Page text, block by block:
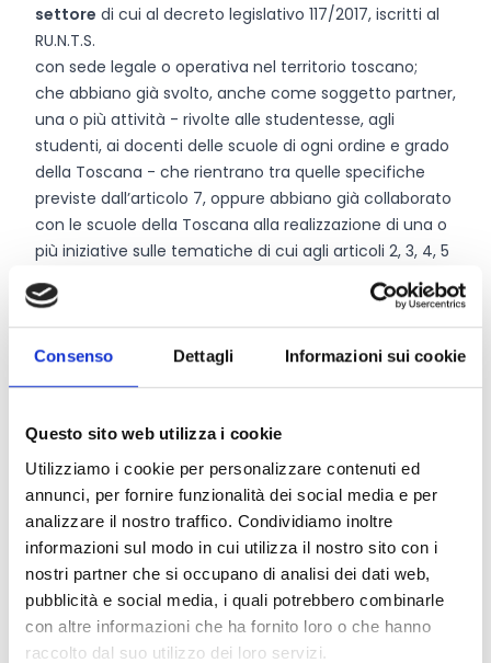
Consenso Dettagli Informazioni sui cookie
Questo sito web utilizza i cookie
Utilizziamo i cookie per personalizzare contenuti ed
annunci, per fornire funzionalità dei social media e per
analizzare il nostro traffico. Condividiamo inoltre
informazioni sul modo in cui utilizza il nostro sito con i
nostri partner che si occupano di analisi dei dati web,
pubblicità e social media, i quali potrebbero combinarle
con altre informazioni che ha fornito loro o che hanno
raccolto dal suo utilizzo dei loro servizi.
settore di cui al decreto legislativo 117/2017, iscritti al
RU.N.T.S.
con sede legale o operativa nel territorio toscano;
che abbiano già svolto, anche come soggetto partner,
una o più attività - rivolte alle studentesse, agli
studenti, ai docenti delle scuole di ogni ordine e grado
della Toscana - che rientrano tra quelle specifiche
previste dall’articolo 7, oppure abbiano già collaborato
con le scuole della Toscana alla realizzazione di una o
più iniziative sulle tematiche di cui agli articoli 2, 3, 4, 5
della legge 20 agosto 2019, n. 92 “Introduzione
dell'insegnamento scolastico dell'educazione civica” in
un periodo temporale non anteriore all’anno 2019
Il progetto presentato può prevedere che talune
attività siano svolte sulla base dirapporti di
culturali di rilievo regionale di cui alla Lr. 21/2010, enti
locali e loro conferenze zonali per l’educazione e
l’istruzione o altri soggetti pubblici, enti del Terzo
settore.
Attenzione!Ogni progetto deve prevedere rapporti di
partenariato conalmeno due scuole.Per scuole si
intendono le scuole pubbliche e le scuole paritarie;
negli istituti comprensivi e negli istituti di istruzione
secondaria superiore sono considerate le singole